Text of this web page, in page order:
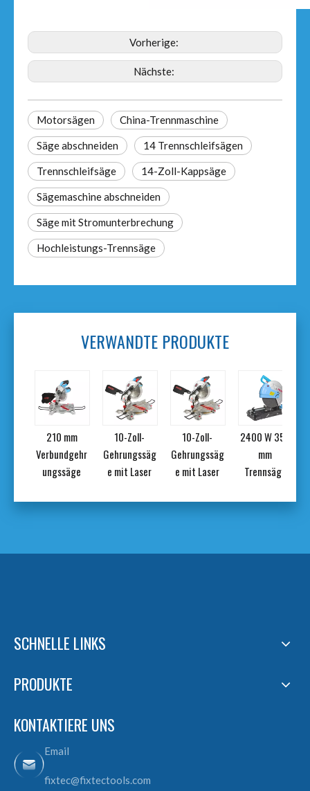
Vorherige:
Nächste:
Motorsägen China-Trennmaschine
Säge abschneiden 14 Trennschleifsägen
Trennschleifsäge 14-Zoll-Kappsäge
Sägemaschine abschneiden
Säge mit Stromunterbrechung
Hochleistungs-Trennsäge
VERWANDTE PRODUKTE
210 mm
Verbundgehr
ungssäge
10-Zoll-
Gehrungssäg
e mit Laser
10-Zoll-
Gehrungssäg
e mit Laser
2400 W 355
mm
Trennsäge
SCHNELLE LINKS
PRODUKTE
KONTAKTIERE UNS
Email
fixtec@fixtectools.com